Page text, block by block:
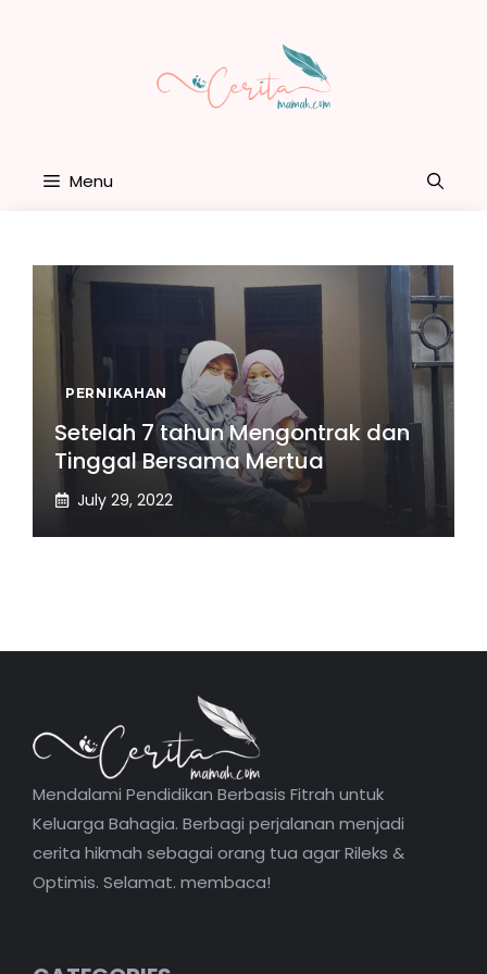
Menu
PERNIKAHAN
Setelah 7 tahun Mengontrak dan
Tinggal Bersama Mertua
July 29, 2022
Mendalami Pendidikan Berbasis Fitrah untuk
Keluarga Bahagia. Berbagi perjalanan menjadi
cerita hikmah sebagai orang tua agar Rileks &
Optimis. Selamat. membaca!